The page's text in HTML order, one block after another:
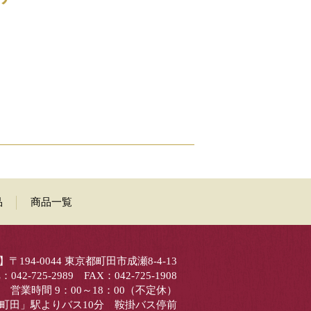
商品一覧
〒194-0044 東京都町田市成瀬8-4-13
042-725-2989 FAX：042-725-1908
営業時間 9：00～18：00（不定休）
田」駅よりバス10分 鞍掛バス停前